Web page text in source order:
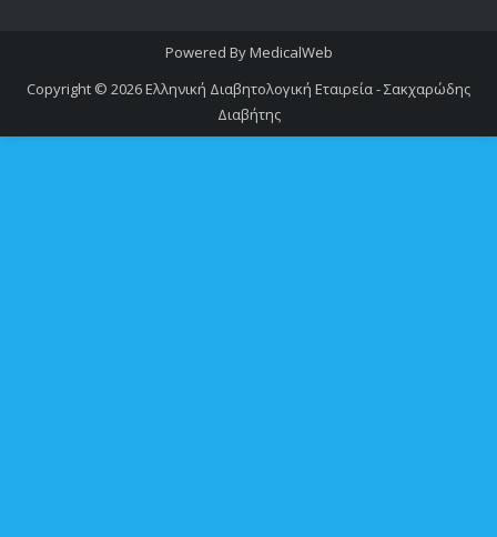
Powered ByMedicalWeb
Copyright © 2026Ελληνική Διαβητολογική Εταιρεία - Σακχαρώδης
Διαβήτης